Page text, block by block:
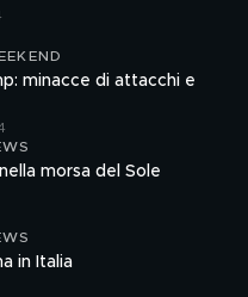
minacce di attacchi e
morsa del Sole
in Italia